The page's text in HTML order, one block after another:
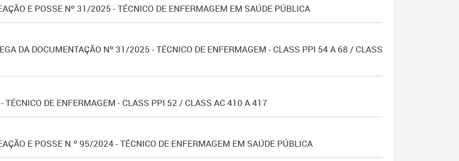
E POSSE Nº 31/2025 - TÉCNICO DE ENFERMAGEM EM SAÚDE PÚBLICA
DA DOCUMENTAÇÃO Nº 31/2025 - TÉCNICO DE ENFERMAGEM - CLASS PPI 54 A 68 / CLASS
TÉCNICO DE ENFERMAGEM - CLASS PPI 52 / CLASS AC 410 A 417
E POSSE N.º 95/2024 - TÉCNICO DE ENFERMAGEM EM SAÚDE PÚBLICA